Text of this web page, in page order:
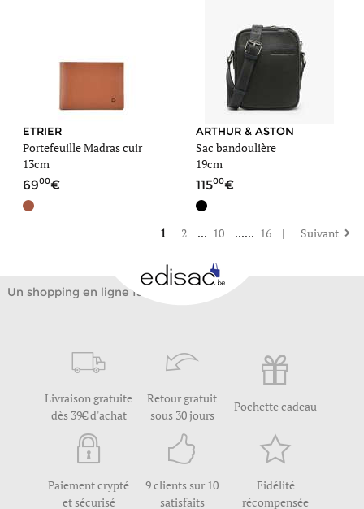
ETRIER
Portefeuille Madras cuir
13cm
6900
ARTHUR & ASTON
Sac bandoulière
19cm
11500
1 2 ... 10 ...... 16 | Suivant
Un shopping en ligne facile
Livraison gratuite
dès 39€ d'achat
Retour gratuit
sous 30 jours
Pochette cadeau
Paiement crypté
et sécurisé
9 clients sur 10
satisfaits
Fidélité
récompensée